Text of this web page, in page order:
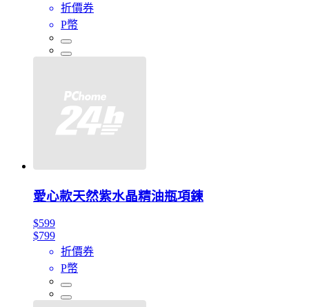
折價券
P幣
愛心款天然紫水晶精油瓶項鍊
$599
$799
折價券
P幣